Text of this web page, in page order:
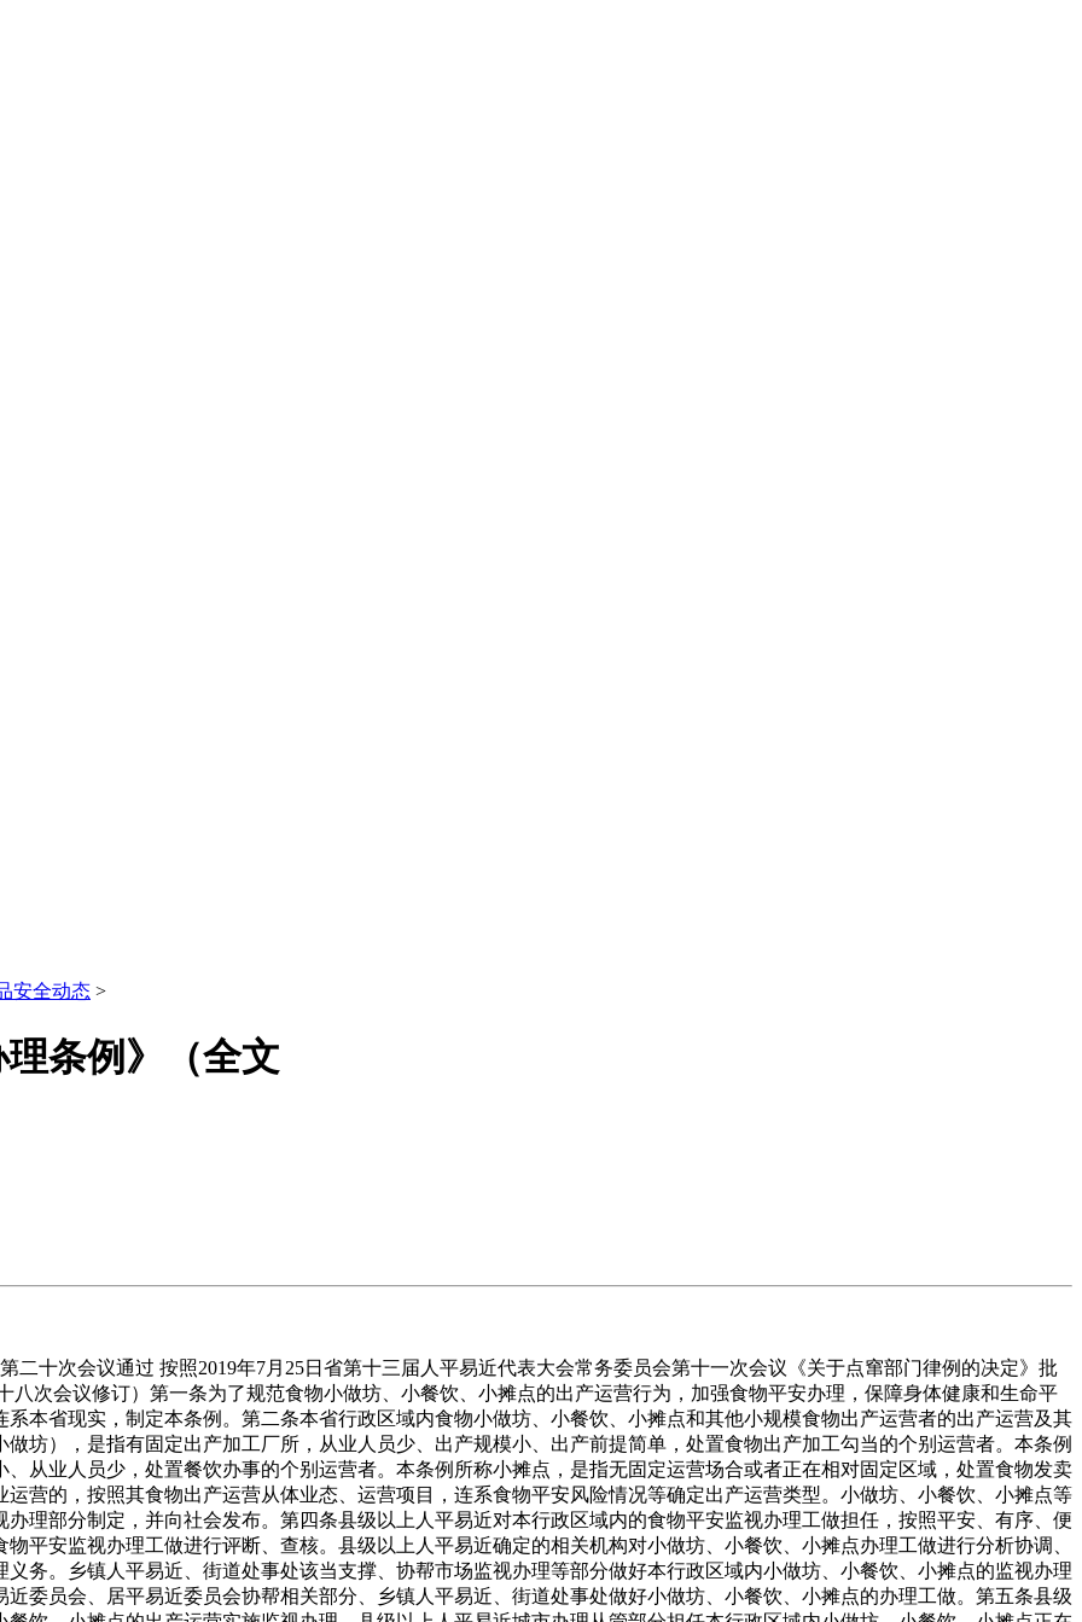
安全动态 >
条例》（全文
次会议通过 按照2019年7月25日省第十三届人平易近代表大会常务委员会第十一次会议《关于点窜部门律例的决定》批
八次会议修订）第一条为了规范食物小做坊、小餐饮、小摊点的出产运营行为，加强食物平安办理，保障身体健康和生命平
本省现实，制定本条例。第二条本省行政区域内食物小做坊、小餐饮、小摊点和其他小规模食物出产运营者的出产运营及其
坊），是指有固定出产加工厂所，从业人员少、出产规模小、出产前提简单，处置食物出产加工勾当的个别运营者。本条例
从业人员少，处置餐饮办事的个别运营者。本条例所称小摊点，是指无固定运营场合或者正在相对固定区域，处置食物发卖
营的，按照其食物出产运营从体业态、运营项目，连系食物平安风险情况等确定出产运营类型。小做坊、小餐饮、小摊点等
理部分制定，并向社会发布。第四条县级以上人平易近对本行政区域内的食物平安监视办理工做担任，按照平安、有序、便
平安监视办理工做进行评断、查核。县级以上人平易近确定的相关机构对小做坊、小餐饮、小摊点办理工做进行分析协调、
务。乡镇人平易近、街道处事处该当支撑、协帮市场监视办理等部分做好本行政区域内小做坊、小餐饮、小摊点的监视办理
委员会、居平易近委员会协帮相关部分、乡镇人平易近、街道处事处做好小做坊、小餐饮、小摊点的办理工做。第五条县级